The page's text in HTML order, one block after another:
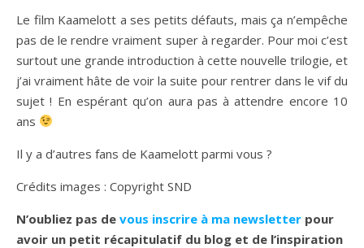
Le film Kaamelott a ses petits défauts, mais ça n’empêche
pas de le rendre vraiment super à regarder. Pour moi c’est
surtout une grande introduction à cette nouvelle trilogie, et
j’ai vraiment hâte de voir la suite pour rentrer dans le vif du
sujet ! En espérant qu’on aura pas à attendre encore 10
ans
Il y a d’autres fans de Kaamelott parmi vous ?
Crédits images : Copyright SND
N’oubliez pas de vous inscrire à ma newsletter pour
avoir un petit récapitulatif du blog et de l’inspiration